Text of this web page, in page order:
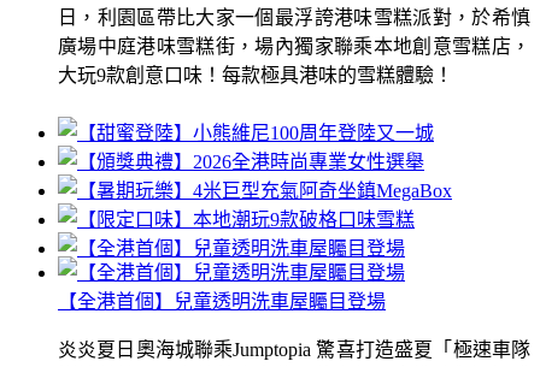
日，利園區帶比大家一個最浮誇港味雪糕派對，於希慎
廣場中庭港味雪糕街，場內獨家聯乘本地創意雪糕店，
大玩9款創意口味！每款極具港味的雪糕體驗！
【全港首個】兒童透明洗車屋矚目登場
炎炎夏日奧海城聯乘Jumptopia 驚喜打造盛夏「極速車隊